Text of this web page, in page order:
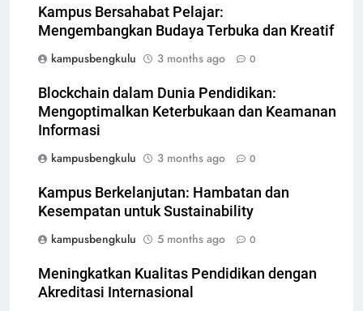
Kampus Bersahabat Pelajar:
Mengembangkan Budaya Terbuka dan Kreatif
kampusbengkulu
3 months ago 0
Blockchain dalam Dunia Pendidikan:
Mengoptimalkan Keterbukaan dan Keamanan
Informasi
kampusbengkulu
3 months ago 0
Kampus Berkelanjutan: Hambatan dan
Kesempatan untuk Sustainability
kampusbengkulu
5 months ago 0
Meningkatkan Kualitas Pendidikan dengan
Akreditasi Internasional